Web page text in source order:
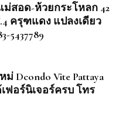
สอด-ห้วยกระโหลก 42
ครุฑแดง แปลงเดียว
5437789
Dcondo Vite Pattaya
ฟอร์นิเจอร์ครบ โทร